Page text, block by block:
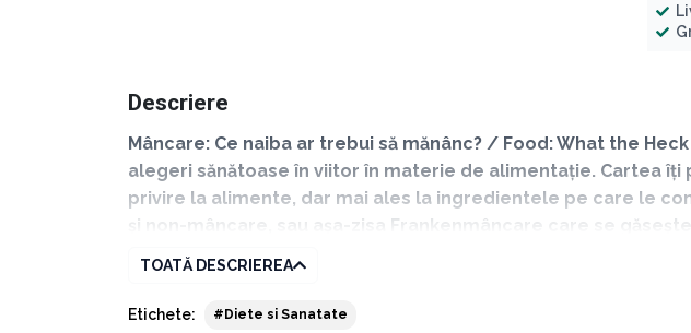
Descriere
Mâncare: Ce naiba ar trebui să mănânc? / Food: What the
alegeri sănătoase în viitor în materie de alimentație. Cartea
privire la alimente, dar mai ales la ingredientele pe care le
și non-mâncare, sau așa-zisa Frankenmâncare care se
nutritive, care pot mai degrabă să ne îmbolnăvească, decât să
Cartea va fi pentru tine ca o continuă revelație, pentru că îți va arăta
TOATĂ DESCRIEREA
Etichete: #Diete si Sanatate